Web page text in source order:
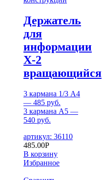
Держатель
для
информации
Х-2
вращающийся
3 кармана 1/3 А4
— 485 руб.
3 кармана А5 —
540 руб.
артикул: 36110
485.00Р
В корзину
Избранное